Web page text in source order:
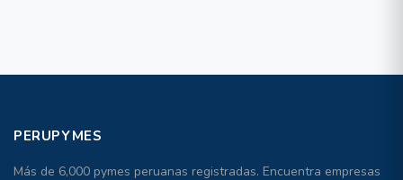
PERUPYMES
Más de 6,000 pymes peruanas registradas. Encuentra empresas